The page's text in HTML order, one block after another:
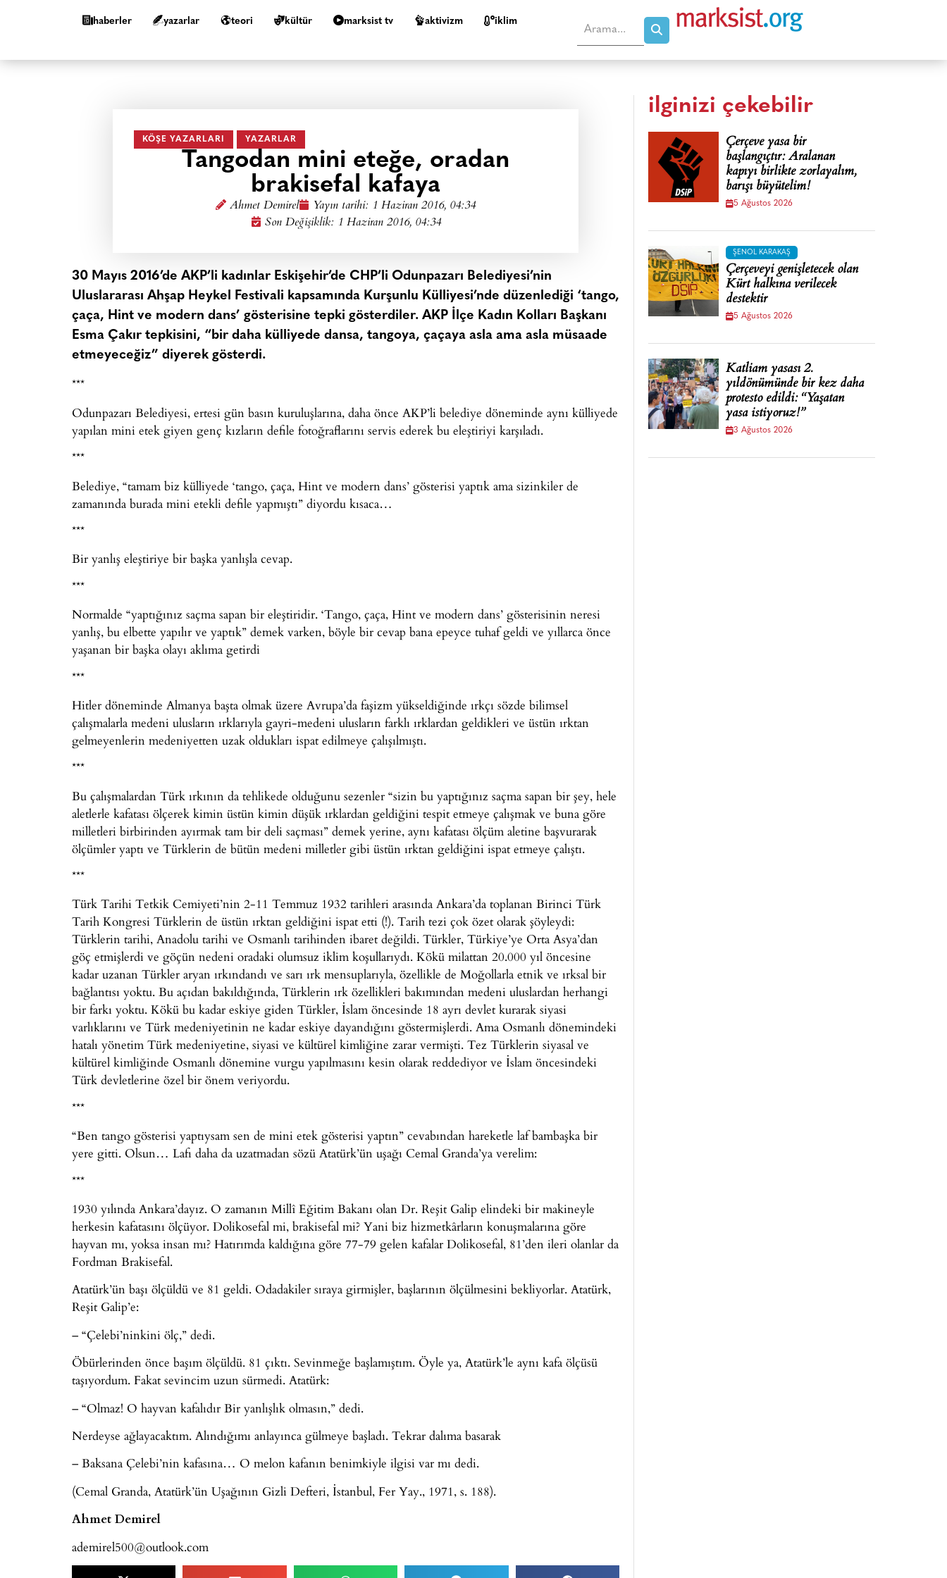
haberler yazarlar teori kültür marksist tv aktivizm i̇klim
KÖŞE YAZARLARI YAZARLAR
Tangodan mini eteğe, oradan
brakisefal kafaya
Ahmet Demirel Yayın tarihi: 1 Haziran 2016, 04:34
Son Değişiklik: 1 Haziran 2016, 04:34
30 Mayıs 2016’de AKP’li kadınlar Eskişehir’de CHP’li Odunpazarı Belediyesi’nin
Uluslararası Ahşap Heykel Festivali kapsamında Kurşunlu Külliyesi’nde düzenlediği ‘tango,
çaça, Hint ve modern dans’ gösterisine tepki gösterdiler. AKP İlçe Kadın Kolları Başkanı
Esma Çakır tepkisini, “bir daha külliyede dansa, tangoya, çaçaya asla ama asla müsaade
etmeyeceğiz” diyerek gösterdi.
***
Odunpazarı Belediyesi, ertesi gün basın kuruluşlarına, daha önce AKP’li belediye döneminde aynı külliyede
yapılan mini etek giyen genç kızların defile fotoğraflarını servis ederek bu eleştiriyi karşıladı.
***
Belediye, “tamam biz külliyede ‘tango, çaça, Hint ve modern dans’ gösterisi yaptık ama sizinkiler de
zamanında burada mini etekli defile yapmıştı” diyordu kısaca…
***
Bir yanlış eleştiriye bir başka yanlışla cevap.
***
Normalde “yaptığınız saçma sapan bir eleştiridir. ‘Tango, çaça, Hint ve modern dans’ gösterisinin neresi
yanlış, bu elbette yapılır ve yaptık” demek varken, böyle bir cevap bana epeyce tuhaf geldi ve yıllarca önce
yaşanan bir başka olayı aklıma getirdi
***
Hitler döneminde Almanya başta olmak üzere Avrupa’da faşizm yükseldiğinde ırkçı sözde bilimsel
çalışmalarla medeni ulusların ırklarıyla gayri-medeni ulusların farklı ırklardan geldikleri ve üstün ırktan
gelmeyenlerin medeniyetten uzak oldukları ispat edilmeye çalışılmıştı.
***
Bu çalışmalardan Türk ırkının da tehlikede olduğunu sezenler “sizin bu yaptığınız saçma sapan bir şey, hele
aletlerle kafatası ölçerek kimin üstün kimin düşük ırklardan geldiğini tespit etmeye çalışmak ve buna göre
milletleri birbirinden ayırmak tam bir deli saçması” demek yerine, aynı kafatası ölçüm aletine başvurarak
ölçümler yaptı ve Türklerin de bütün medeni milletler gibi üstün ırktan geldiğini ispat etmeye çalıştı.
***
Türk Tarihi Tetkik Cemiyeti’nin 2-11 Temmuz 1932 tarihleri arasında Ankara’da toplanan Birinci Türk
Tarih Kongresi Türklerin de üstün ırktan geldiğini ispat etti (!). Tarih tezi çok özet olarak şöyleydi:
Türklerin tarihi, Anadolu tarihi ve Osmanlı tarihinden ibaret değildi. Türkler, Türkiye’ye Orta Asya’dan
göç etmişlerdi ve göçün nedeni oradaki olumsuz iklim koşullarıydı. Kökü milattan 20.000 yıl öncesine
kadar uzanan Türkler aryan ırkındandı ve sarı ırk mensuplarıyla, özellikle de Moğollarla etnik ve ırksal bir
bağlantısı yoktu. Bu açıdan bakıldığında, Türklerin ırk özellikleri bakımından medeni uluslardan herhangi
bir farkı yoktu. Kökü bu kadar eskiye giden Türkler, İslam öncesinde 18 ayrı devlet kurarak siyasi
varlıklarını ve Türk medeniyetinin ne kadar eskiye dayandığını göstermişlerdi. Ama Osmanlı dönemindeki
hatalı yönetim Türk medeniyetine, siyasi ve kültürel kimliğine zarar vermişti. Tez Türklerin siyasal ve
kültürel kimliğinde Osmanlı dönemine vurgu yapılmasını kesin olarak reddediyor ve İslam öncesindeki
Türk devletlerine özel bir önem veriyordu.
***
“Ben tango gösterisi yaptıysam sen de mini etek gösterisi yaptın” cevabından hareketle laf bambaşka bir
yere gitti. Olsun… Lafı daha da uzatmadan sözü Atatürk’ün uşağı Cemal Granda’ya verelim:
***
1930 yılında Ankara’dayız. O zamanın Millî Eğitim Bakanı olan Dr. Reşit Galip elindeki bir makineyle
herkesin kafatasını ölçüyor. Dolikosefal mi, brakisefal mi? Yani biz hizmetkârların konuşmalarına göre
hayvan mı, yoksa insan mı? Hatırımda kaldığına göre 77-79 gelen kafalar Dolikosefal, 81’den ileri olanlar da
Fordman Brakisefal.
Atatürk’ün başı ölçüldü ve 81 geldi. Odadakiler sıraya girmişler, başlarının ölçülmesini bekliyorlar. Atatürk,
Reşit Galip’e:
– “Çelebi’ninkini ölç,” dedi.
Öbürlerinden önce başım ölçüldü. 81 çıktı. Sevinmeğe başlamıştım. Öyle ya, Atatürk’le aynı kafa ölçüsü
taşıyordum. Fakat sevincim uzun sürmedi. Atatürk:
– “Olmaz! O hayvan kafalıdır Bir yanlışlık olmasın,” dedi.
Nerdeyse ağlayacaktım. Alındığımı anlayınca gülmeye başladı. Tekrar dalıma basarak
– Baksana Çelebi’nin kafasına… O melon kafanın benimkiyle ilgisi var mı dedi.
(Cemal Granda, Atatürk’ün Uşağının Gizli Defteri, İstanbul, Fer Yay., 1971, s. 188).
Ahmet Demirel
ademirel500@outlook.com
ilginizi çekebilir
Çerçeve yasa bir
başlangıçtır: Aralanan
kapıyı birlikte zorlayalım,
barışı büyütelim!
5 Ağustos 2026
ŞENOL KARAKAŞ
Çerçeveyi genişletecek olan
Kürt halkına verilecek
destektir
5 Ağustos 2026
Katliam yasası 2.
yıldönümünde bir kez daha
protesto edildi: “Yaşatan
yasa istiyoruz!”
3 Ağustos 2026